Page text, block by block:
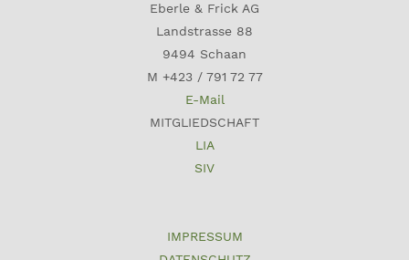
Eberle & Frick AG
Landstrasse 88
9494 Schaan
M +423 / 791 72 77
E-Mail
MITGLIEDSCHAFT
LIA
SIV
IMPRESSUM